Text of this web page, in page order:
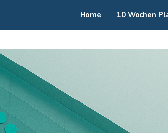
Home 10 Wochen